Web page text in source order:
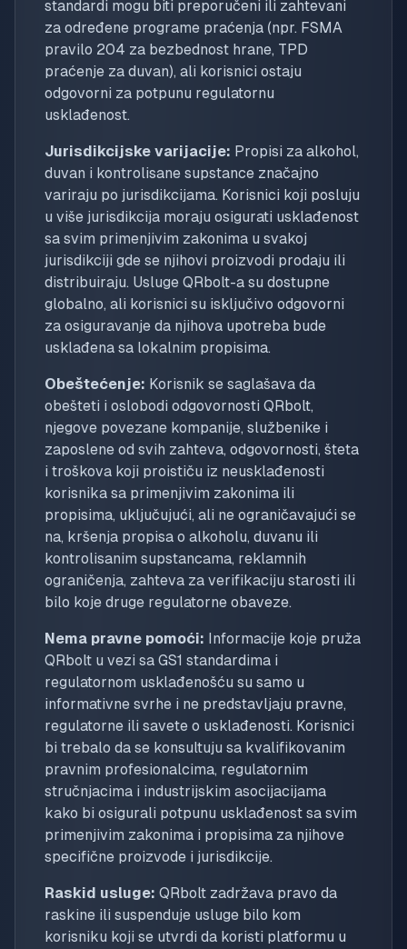
standardi mogu biti preporučeni ili zahtevani
za određene programe praćenja (npr. FSMA
pravilo 204 za bezbednost hrane, TPD
praćenje za duvan), ali korisnici ostaju
odgovorni za potpunu regulatornu
usklađenost.
Jurisdikcijske varijacije: Propisi za alkohol,
duvan i kontrolisane supstance značajno
variraju po jurisdikcijama. Korisnici koji posluju
u više jurisdikcija moraju osigurati usklađenost
sa svim primenjivim zakonima u svakoj
jurisdikciji gde se njihovi proizvodi prodaju ili
distribuiraju. Usluge QRbolt-a su dostupne
globalno, ali korisnici su isključivo odgovorni
za osiguravanje da njihova upotreba bude
usklađena sa lokalnim propisima.
Obeštećenje: Korisnik se saglašava da
obešteti i oslobodi odgovornosti QRbolt,
njegove povezane kompanije, službenike i
zaposlene od svih zahteva, odgovornosti, šteta
i troškova koji proističu iz neusklađenosti
korisnika sa primenjivim zakonima ili
propisima, uključujući, ali ne ograničavajući se
na, kršenja propisa o alkoholu, duvanu ili
kontrolisanim supstancama, reklamnih
ograničenja, zahteva za verifikaciju starosti ili
bilo koje druge regulatorne obaveze.
Nema pravne pomoći: Informacije koje pruža
QRbolt u vezi sa GS1 standardima i
regulatornom usklađenošću su samo u
informativne svrhe i ne predstavljaju pravne,
regulatorne ili savete o usklađenosti. Korisnici
bi trebalo da se konsultuju sa kvalifikovanim
pravnim profesionalcima, regulatornim
stručnjacima i industrijskim asocijacijama
kako bi osigurali potpunu usklađenost sa svim
primenjivim zakonima i propisima za njihove
specifične proizvode i jurisdikcije.
Raskid usluge: QRbolt zadržava pravo da
raskine ili suspenduje usluge bilo kom
korisniku koji se utvrdi da koristi platformu u